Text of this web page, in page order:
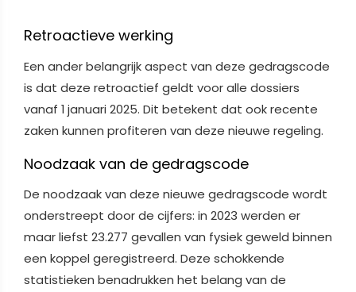
Retroactieve werking
Een ander belangrijk aspect van deze gedragscode
is dat deze retroactief geldt voor alle dossiers
vanaf 1 januari 2025. Dit betekent dat ook recente
zaken kunnen profiteren van deze nieuwe regeling.
Noodzaak van de gedragscode
De noodzaak van deze nieuwe gedragscode wordt
onderstreept door de cijfers: in 2023 werden er
maar liefst 23.277 gevallen van fysiek geweld binnen
een koppel geregistreerd. Deze schokkende
statistieken benadrukken het belang van de